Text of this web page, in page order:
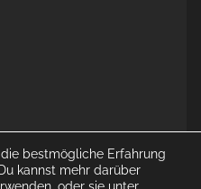
bestmögliche Erfahrung
kannst mehr darüber